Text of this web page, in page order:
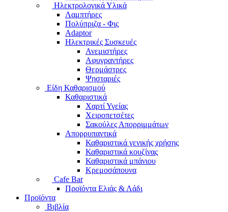
Ηλεκτρολογικά Υλικά
Λαμπτήρες
Πολύπριζα - Φις
Adaptor
Ηλεκτρικές Συσκευές
Ανεμιστήρες
Αφυγραντήρες
Θερμάστρες
Ψησταριές
Είδη Καθαρισμού
Καθαριστικά
Χαρτί Υγείας
Χειροπετσέτες
Σακούλες Απορριμμάτων
Απορρυπαντικά
Καθαριστικά γενικής χρήσης
Καθαριστικά κουζίνας
Καθαριστικά μπάνιου
Κρεμοσάπουνα
Cafe Bar
Προϊόντα Ελιάς & Λάδι
Προϊόντα
Βιβλία